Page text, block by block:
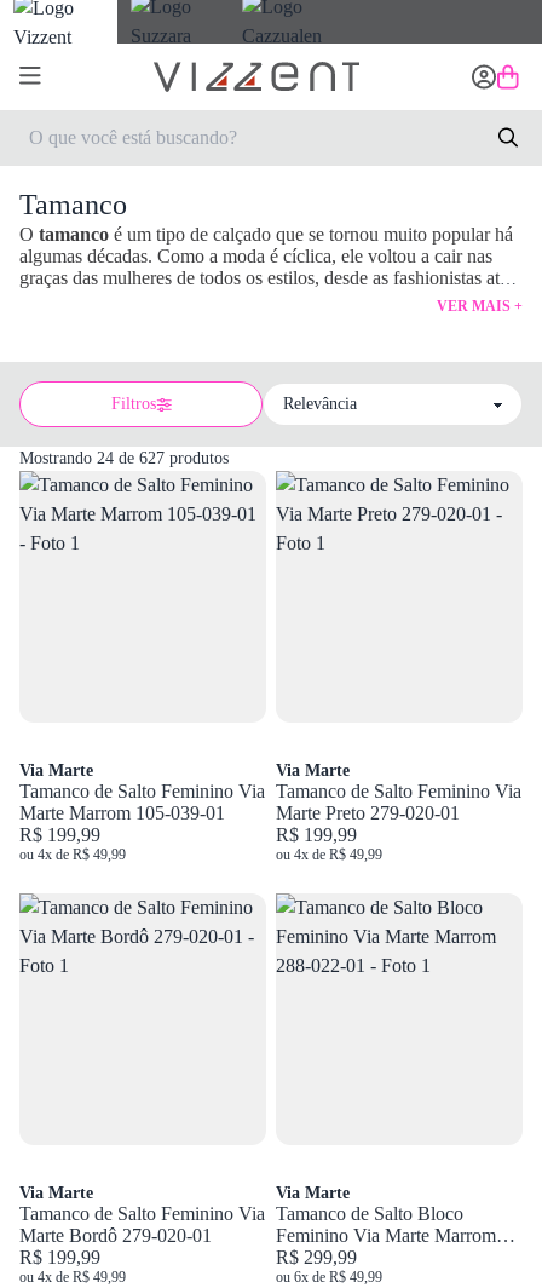
Tamanco
O tamanco é um tipo de calçado que se tornou muito popular há
algumas décadas. Como a moda é cíclica, ele voltou a cair nas
graças das mulheres de todos os estilos, desde as fashionistas até
VER MAIS +
Filtros
Sort by
Mostrando 24 de 627 produtos
Via Marte
Tamanco de Salto Feminino Via
Marte Marrom 105-039-01
R$ 199,99
ou 4x de R$ 49,99
Via Marte
Tamanco de Salto Feminino Via
Marte Preto 279-020-01
R$ 199,99
ou 4x de R$ 49,99
Via Marte
Tamanco de Salto Feminino Via
Marte Bordô 279-020-01
R$ 199,99
ou 4x de R$ 49,99
Via Marte
Tamanco de Salto Bloco
Feminino Via Marte Marrom
288-022-01
R$ 299,99
ou 6x de R$ 49,99